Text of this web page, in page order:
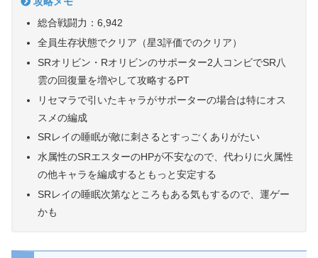
総合戦闘力：6,942
全員生存状態でクリア（星3評価でのクリア）
SRオリビン・Rオリビンのサポーター2人コンビでSR八
雲の回復量を増やして攻略するPT
リセマラで引いたキャラがサポーターの場合は特にオス
スメの編成
SRレイの睡眠が敵に刺さるとすっごくありがたい
水属性のSRエスターのHPが不安なので、代わりに火属性
の他キャラを編成するともっと安定する
SRレイの睡眠次第なところもある気もするので、運ゲー
かも